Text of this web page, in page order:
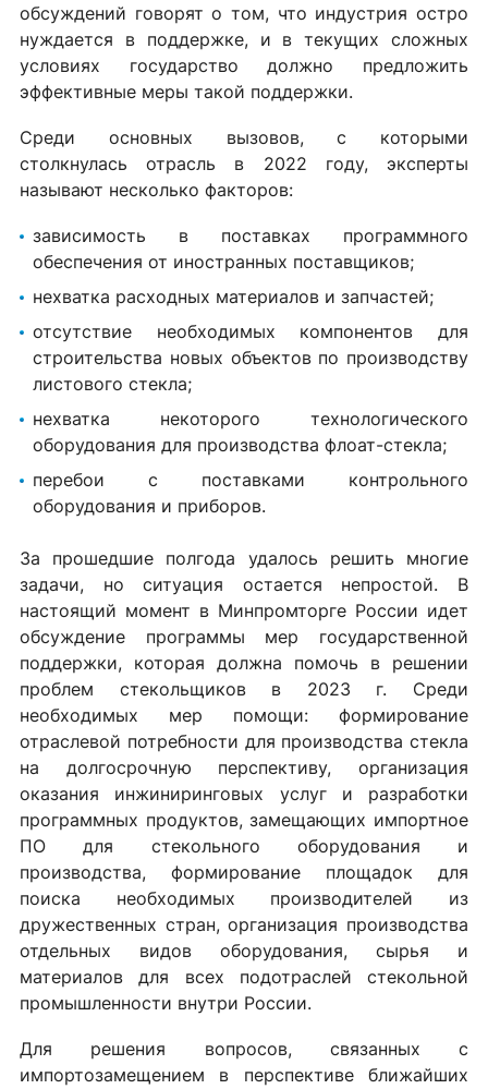
обсуждений говорят о том, что индустрия остро
нуждается в поддержке, и в текущих сложных
условиях государство должно предложить
эффективные меры такой поддержки.
Среди основных вызовов, с которыми
столкнулась отрасль в 2022 году, эксперты
называют несколько факторов:
зависимость в поставках программного
обеспечения от иностранных поставщиков;
нехватка расходных материалов и запчастей;
отсутствие необходимых компонентов для
строительства новых объектов по производству
листового стекла;
нехватка некоторого технологического
оборудования для производства флоат-стекла;
перебои с поставками контрольного
оборудования и приборов.
За прошедшие полгода удалось решить многие
задачи, но ситуация остается непростой. В
настоящий момент в Минпромторге России идет
обсуждение программы мер государственной
поддержки, которая должна помочь в решении
проблем стекольщиков в 2023 г. Среди
необходимых мер помощи: формирование
отраслевой потребности для производства стекла
на долгосрочную перспективу, организация
оказания инжиниринговых услуг и разработки
программных продуктов, замещающих импортное
ПО для стекольного оборудования и
производства, формирование площадок для
поиска необходимых производителей из
дружественных стран, организация производства
отдельных видов оборудования, сырья и
материалов для всех подотраслей стекольной
промышленности внутри России.
Для решения вопросов, связанных с
импортозамещением в перспективе ближайших